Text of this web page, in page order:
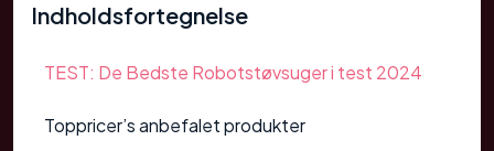
Indholdsfortegnelse
TEST: De Bedste Robotstøvsuger i test 2024
Toppricer’s anbefalet produkter